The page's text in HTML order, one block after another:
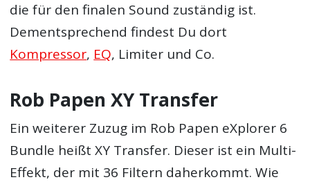
die für den finalen Sound zuständig ist.
Dementsprechend findest Du dort
Kompressor, EQ, Limiter und Co.
Rob Papen XY Transfer
Ein weiterer Zuzug im Rob Papen eXplorer 6
Bundle heißt XY Transfer. Dieser ist ein Multi-
Effekt, der mit 36 Filtern daherkommt. Wie